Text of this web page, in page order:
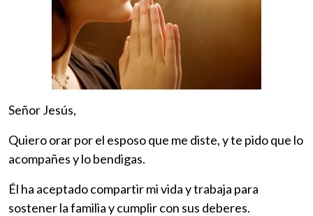
Señor Jesús,
Quiero orar por el esposo que me diste, y te pido que lo
acompañes y lo bendigas.
Él ha aceptado compartir mi vida y trabaja para
sostener la familia y cumplir con sus deberes.